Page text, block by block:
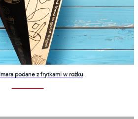
podane z frytkami w rożku